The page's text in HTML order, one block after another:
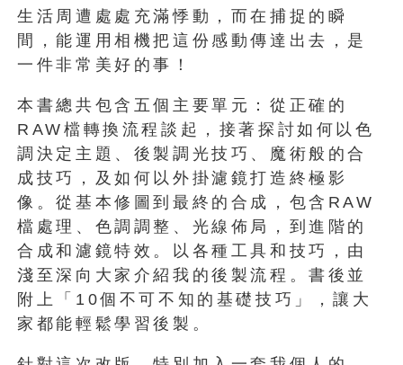
生活周遭處處充滿悸動，而在捕捉的瞬
間，能運用相機把這份感動傳達出去，是
一件非常美好的事！
本書總共包含五個主要單元：從正確的
RAW檔轉換流程談起，接著探討如何以色
調決定主題、後製調光技巧、魔術般的合
成技巧，及如何以外掛濾鏡打造終極影
像。從基本修圖到最終的合成，包含RAW
檔處理、色調調整、光線佈局，到進階的
合成和濾鏡特效。以各種工具和技巧，由
淺至深向大家介紹我的後製流程。書後並
附上「10個不可不知的基礎技巧」，讓大
家都能輕鬆學習後製。